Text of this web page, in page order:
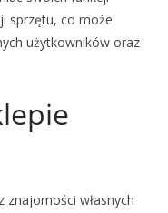
sprzętu, co może
użytkowników oraz
własnych